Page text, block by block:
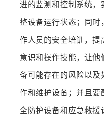
进的监测和控制系统，
整设备运行状态；同时
作人员的安全培训，提
意识和操作技能，让他
备可能存在的风险以及
作和维护设备；并且要
全防护设备和应急救援